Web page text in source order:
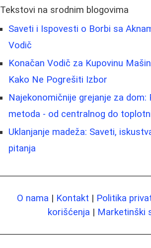
Tekstovi na srodnim blogovima
Saveti i Ispovesti o Borbi sa
Vodič
Konačan Vodič za Kupovinu
Kako Ne Pogrešiti Izbor
Najekonomičnije grejanje za dom:
metoda - od centralnog do
Uklanjanje madeža: Saveti,
pitanja
O nama | Kontakt | Politika
korišćenja | Marketinški